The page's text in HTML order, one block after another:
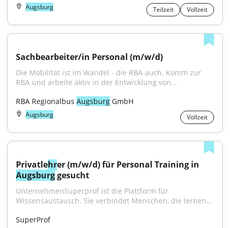
Augsburg Teilzeit Vollzeit
Sachbearbeiter/in Personal (m/w/d)
Die Mobilität ist im Wandel - die RBA auch. Komm zur
RBA und arbeite aktiv in der Entwicklung von...
RBA Regionalbus Augsburg GmbH
Augsburg Vollzeit
Privatlehr
Augsburg gesucht
UnternehmenSuperprof ist die Plattform für
Wissensaustausch. Sie verbindet Menschen, die lernen...
SuperProf